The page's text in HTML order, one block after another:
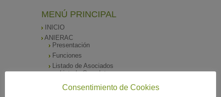
MENÚ PRINCIPAL
INICIO
ANIERAC
Presentación
Funciones
Listado de Asociados
Listado Completo
Como asociarse
Consentimiento de Cookies